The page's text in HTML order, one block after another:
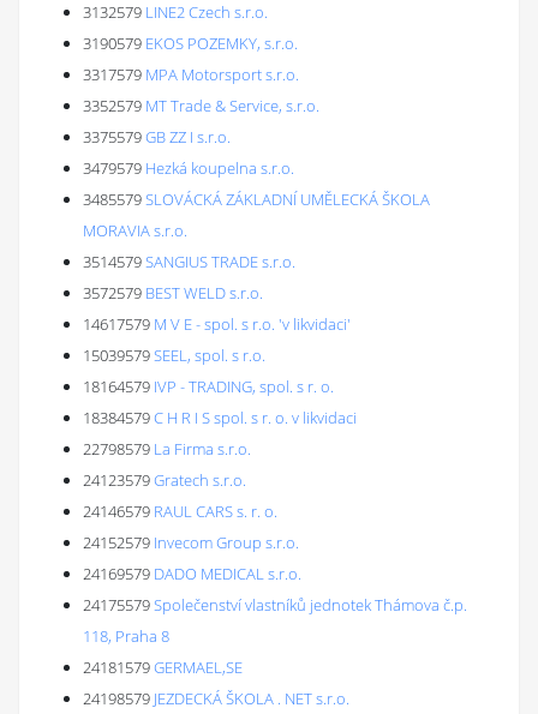
3132579 LINE2 Czech s.r.o.
3190579 EKOS POZEMKY, s.r.o.
3317579 MPA Motorsport s.r.o.
3352579 MT Trade & Service, s.r.o.
3375579GB ZZ I s.r.o.
3479579 Hezká koupelna s.r.o.
3485579SLOVÁCKÁ ZÁKLADNÍ UMĚLECKÁ ŠKOLA
MORAVIA s.r.o.
3514579SANGIUS TRADE s.r.o.
3572579 BEST WELD s.r.o.
14617579 M V E - spol. s r.o. 'v likvidaci'
15039579SEEL, spol. s r.o.
18164579 IVP - TRADING, spol. s r. o.
18384579C H R I S spol. s r. o. v likvidaci
22798579 La Firma s.r.o.
24123579Gratech s.r.o.
24146579 RAUL CARS s. r. o.
24152579 Invecom Group s.r.o.
24169579 DADO MEDICAL s.r.o.
24175579Společenství vlastníků jednotek Thámova č.p.
118, Praha 8
24181579GERMAEL,SE
24198579 JEZDECKÁ ŠKOLA . NET s.r.o.